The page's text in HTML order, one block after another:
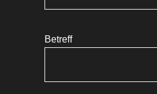
Betreff